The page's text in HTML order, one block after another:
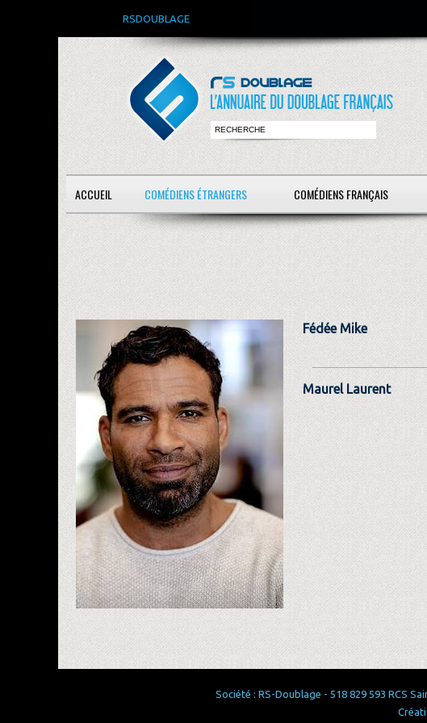
RSDOUBLAGE
ACCUEIL COMÉDIENS ÉTRANGERS COMÉDIENS FRANÇAIS
Fédée Mike
Maurel Laurent
Société : RS-Doublage - 518 829 593 RCS